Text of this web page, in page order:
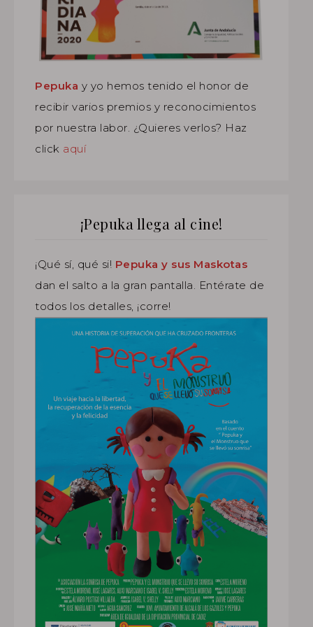
Pepuka y yo hemos tenido el honor de
recibir varios premios y reconocimientos
por nuestra labor. ¿Quieres verlos? Haz
click aquí
¡Pepuka llega al cine!
¡Qué sí, qué si! Pepuka y sus Maskotas
dan el salto a la gran pantalla. Entérate de
todos los detalles, ¡corre!